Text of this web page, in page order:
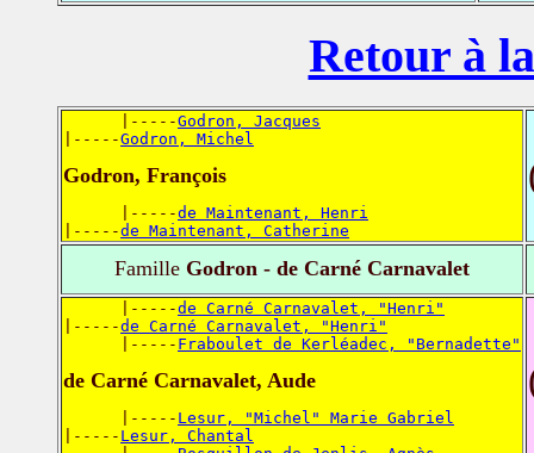
Retour à
      |-----
Godron, Jacques
|-----Godron, Michel
Godron, François
      |-----
de Maintenant, Henri
|-----de Maintenant, Catherine
Famille Godron - de Carné Carnavalet
      |-----
de Carné Carnavalet, "Henri"
|-----de Carné Carnavalet, "Henri"
      |-----
Fraboulet de Kerléadec, "Bernadette"
de Carné Carnavalet, Aude
      |-----
Lesur, "Michel" Marie Gabriel
|----- Lesur, Chantal